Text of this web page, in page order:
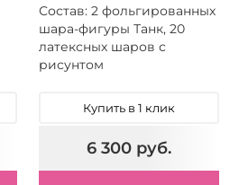
Состав: 2 фольгированных
шара-фигуры Танк, 20
латексных шаров с
рисунтом
Купить в 1 клик
6 300 руб.